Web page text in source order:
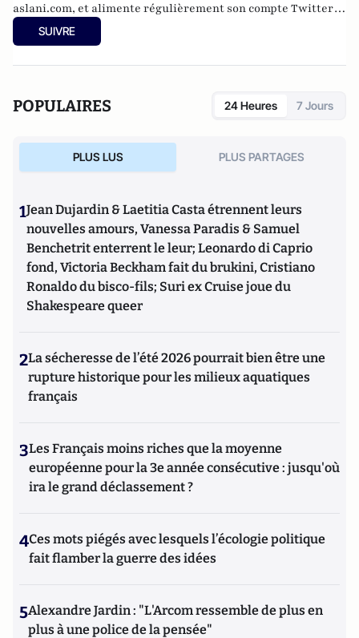
aslani.com, et alimente régulièrement son compte Twitter:
@a_amir_aslani.
SUIVRE
POPULAIRES 24 Heures 7 Jours
PLUS LUS PLUS PARTAGES
1Jean Dujardin & Laetitia Casta étrennent leurs
nouvelles amours, Vanessa Paradis & Samuel
Benchetrit enterrent le leur; Leonardo di Caprio
fond, Victoria Beckham fait du brukini, Cristiano
Ronaldo du bisco-fils; Suri ex Cruise joue du
Shakespeare queer
2La sécheresse de l’été 2026 pourrait bien être une
rupture historique pour les milieux aquatiques
français
3Les Français moins riches que la moyenne
européenne pour la 3e année consécutive : jusqu'où
ira le grand déclassement ?
4Ces mots piégés avec lesquels l’écologie politique
fait flamber la guerre des idées
5Alexandre Jardin : "L'Arcom ressemble de plus en
plus à une police de la pensée"